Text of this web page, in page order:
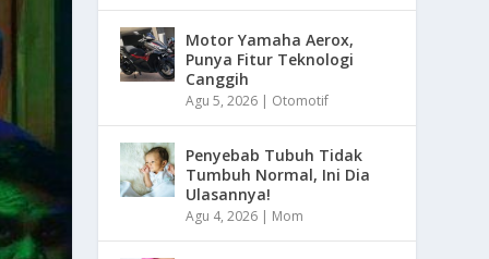
Motor Yamaha Aerox,
Punya Fitur Teknologi
Canggih
Agu 5, 2026 | Otomotif
Penyebab Tubuh Tidak
Tumbuh Normal, Ini Dia
Ulasannya!
Agu 4, 2026 | Mom